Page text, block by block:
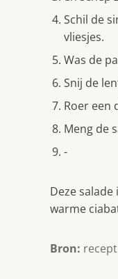
Schil de
vliesjes.
Was de
Snij de
Roer een
Meng de
-
Deze
warme
Bron: